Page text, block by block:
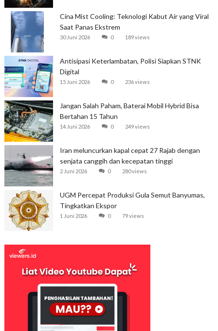
Cina Mist Cooling: Teknologi Kabut Air yang Viral
Saat Panas Ekstrem
30 Juni 2026 0 189 views
Antisipasi Keterlambatan, Polisi Siapkan STNK
Digital
15 Juni 2026 0 236 views
Jangan Salah Paham, Baterai Mobil Hybrid Bisa
Bertahan 15 Tahun
14 Juni 2026 0 249 views
Iran meluncurkan kapal cepat 27 Rajab dengan
senjata canggih dan kecepatan tinggi
2 Juni 2026 0 280 views
UGM Percepat Produksi Gula Semut Banyumas,
Tingkatkan Ekspor
1 Juni 2026 0 79 views